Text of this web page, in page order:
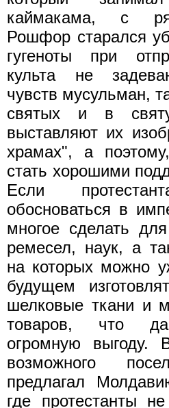
каймакама, с
Рошфор старался
гугеноты при
культа не
чувств мусульман,
святых и в
выставляют их
храмах", а
стать хорошими
Если
обосноваться в
многое сделать
ремесел, наук, а
на которых можно
будущем
шелковые ткани и
товаров, что
огромную выгоду.
возможного
предлагал
где протестанты